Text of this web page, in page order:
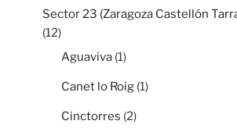
Sector 23 (Zaragoza Castellón
(12)
Aguaviva (1)
Canet lo Roig (1)
Cinctorres (2)